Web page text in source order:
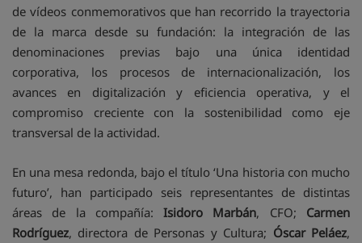
de vídeos conmemorativos que han recorrido la trayectoria
de la marca desde su fundación: la integración de las
denominaciones previas bajo una única identidad
corporativa, los procesos de internacionalización, los
avances en digitalización y eficiencia operativa, y el
compromiso creciente con la sostenibilidad como eje
transversal de la actividad.
En una mesa redonda, bajo el título ‘Una historia con mucho
futuro’, han participado seis representantes de distintas
áreas de la compañía:Isidoro Marbán, CFO; Carmen
Rodríguez, directora de Personas y Cultura; Óscar Peláez,